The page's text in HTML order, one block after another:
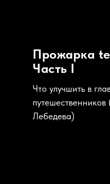
Прожарка
Часть I
Что улучшить в
Лебедева)